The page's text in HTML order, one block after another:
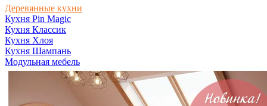
Деревянные кухни
Кухня Pin Magic
Кухня Классик
Кухня Хлоя
Кухня Шампань
Модульная мебель